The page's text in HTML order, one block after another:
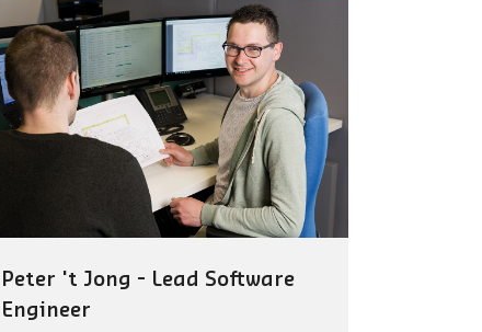
Peter 't Jong - Lead Software
Engineer